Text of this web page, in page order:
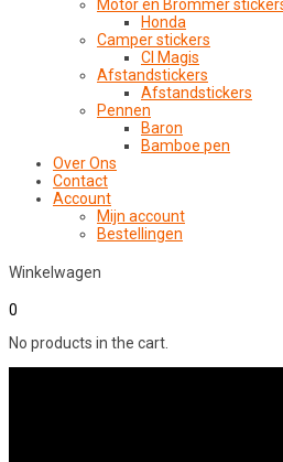
Motor en Brommer
Honda
Camper stickers
CI Magis
Afstandstickers
Afstandstickers
Pennen
Baron
Bamboe pen
Over Ons
Contact
Account
Mijn account
Bestellingen
Winkelwagen
0
No products in the cart.